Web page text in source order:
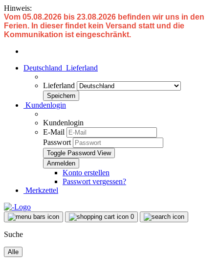
Hinweis:
Vom 05.08.2026 bis 23.08.2026 befinden wir uns in den
Ferien. In dieser findet kein Versand statt und die
Kommunikation ist eingeschränkt.
Deutschland Lieferland
Lieferland
Kundenlogin
Kundenlogin
E-Mail
Passwort
Toggle Password View
Konto erstellen
Passwort vergessen?
Merkzettel
0
Suche
Alle